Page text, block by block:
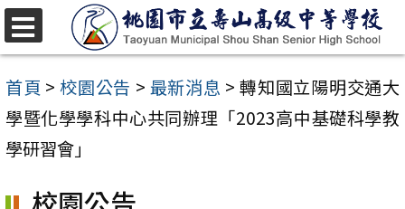
跳
至
主
要
內
區
首頁 > 校園公告 > 最新消息 > 轉知國立陽明交通大
學暨化學學科中心共同辦理「2023高中基礎科學教
學研習會」
選
單